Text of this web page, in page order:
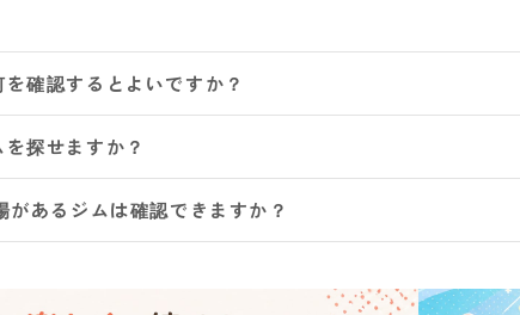
確認するとよいですか？
探せますか？
あるジムは確認できますか？